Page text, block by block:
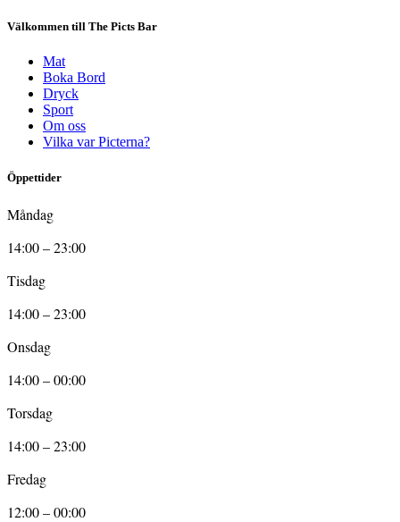
Välkommen till The Picts Bar
Mat
Boka Bord
Dryck
Sport
Om oss
Vilka var Picterna?
Öppettider
Måndag
14:00 – 23:00
Tisdag
14:00 – 23:00
Onsdag
14:00 – 00:00
Torsdag
14:00 – 23:00
Fredag
12:00 – 00:00